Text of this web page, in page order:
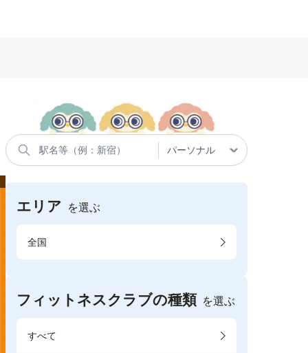
エリア を選ぶ
全国
フィットネスクラブの種類 を選ぶ
すべて